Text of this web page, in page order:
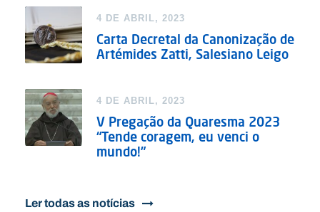
4 DE ABRIL, 2023
Carta Decretal da Canonização de
Artémides Zatti, Salesiano Leigo
4 DE ABRIL, 2023
V Pregação da Quaresma 2023
“Tende coragem, eu venci o
mundo!”
Ler todas as notícias